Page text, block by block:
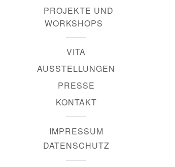
PROJEKTE UND
WORKSHOPS
VITA
AUSSTELLUNGEN
PRESSE
KONTAKT
IMPRESSUM
DATENSCHUTZ